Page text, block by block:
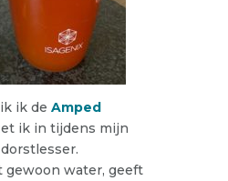
ik de Amped
ik in tijdens mijn
gewoon water, geeft